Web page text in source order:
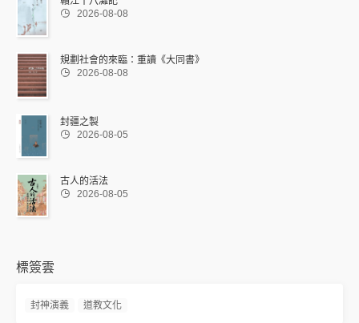
 2026-08-08
規劃社會的來臨：重讀《大同書》
 2026-08-08
封疆之製
 2026-08-05
古人的活法
 2026-08-05
標簽雲
封神演義 道教文化